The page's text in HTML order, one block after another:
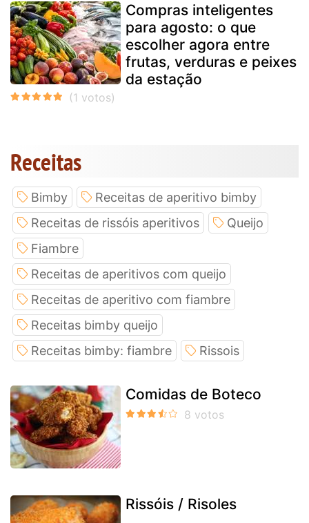
Compras inteligentes
para agosto: o que
escolher agora entre
frutas, verduras e peixes
da estação
Receitas
Bimby
Receitas de aperitivo bimby
Receitas de rissóis aperitivos
Queijo
Fiambre
Receitas de aperitivos com queijo
Receitas de aperitivo com fiambre
Receitas bimby queijo
Receitas bimby: fiambre
Rissois
Comidas de Boteco
Rissóis / Risoles